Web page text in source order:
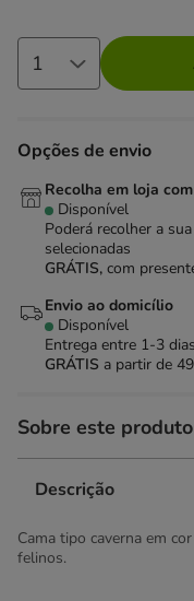
Opções de envio
Recolha em loja
Disponível
Poderá recolher a
selecionadas
GRÁTIS, com
Envio ao domicílio
Disponível
Entrega entre 1-3
GRÁTIS a partir de
Sobre este produto
Descrição
Cama tipo caverna em
felinos.